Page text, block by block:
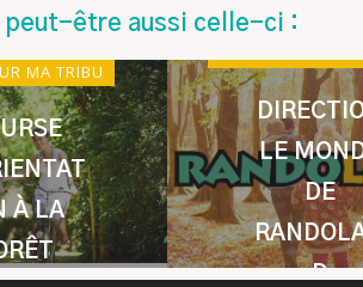
peut-être aussi celle-ci :
MA TRIBU
À LA
LE
DE
D